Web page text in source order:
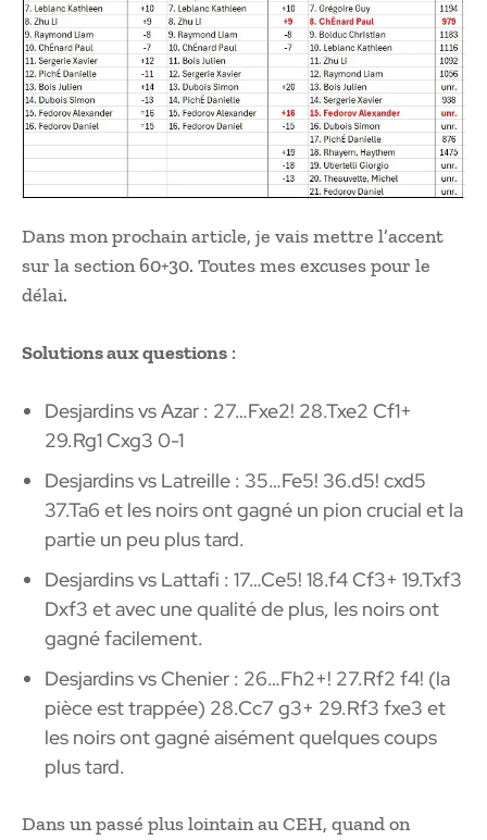
Dans mon prochain article, je vais mettre l’accent
sur la section 60+30. Toutes mes excuses pour le
délai.
Solutions aux questions :
Desjardins vs Azar : 27…Fxe2! 28.Txe2 Cf1+
29.Rg1 Cxg3 0-1
Desjardins vs Latreille : 35…Fe5! 36.d5! cxd5
37.Ta6 et les noirs ont gagné un pion crucial et la
partie un peu plus tard.
Desjardins vs Lattafi : 17…Ce5! 18.f4 Cf3+ 19.Txf3
Dxf3 et avec une qualité de plus, les noirs ont
gagné facilement.
Desjardins vs Chenier : 26…Fh2+! 27.Rf2 f4! (la
pièce est trappée) 28.Cc7 g3+ 29.Rf3 fxe3 et
les noirs ont gagné aisément quelques coups
plus tard.
Dans un passé plus lointain au CEH, quand on